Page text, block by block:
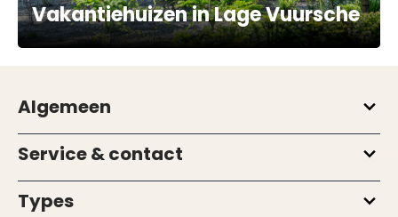
Vakantiehuizen in Lage Vuursche
Algemeen
Service & contact
Types